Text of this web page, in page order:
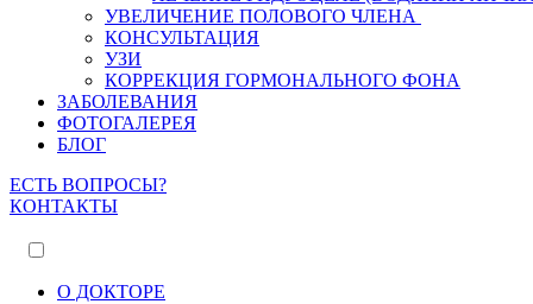
УВЕЛИЧЕНИЕ ПОЛОВОГО ЧЛЕНА
КОНСУЛЬТАЦИЯ
УЗИ
КОРРЕКЦИЯ ГОРМОНАЛЬНОГО ФОНА
ЗАБОЛЕВАНИЯ
ФОТОГАЛЕРЕЯ
БЛОГ
ЕСТЬ ВОПРОСЫ?
КОНТАКТЫ
О ДОКТОРЕ